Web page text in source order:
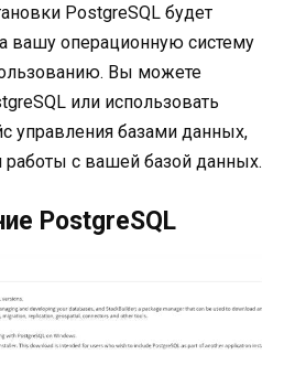
PostgreSQL будет
вашу операционную систему
Вы можете
или использовать
управления базами данных,
работы с вашей базой данных.
PostgreSQL